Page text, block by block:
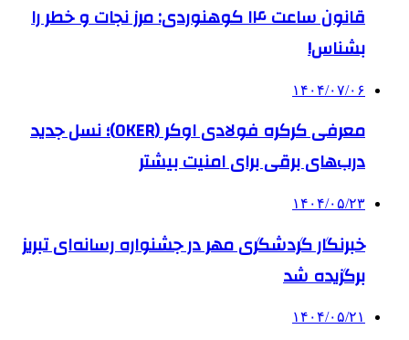
قانون ساعت ۱۴ کوهنوردی: مرز نجات و خطر را
بشناس!
۱۴۰۴/۰۷/۰۶
معرفی کرکره فولادی اوکر (OKER)؛ نسل جدید
درب‌های برقی برای امنیت بیشتر
۱۴۰۴/۰۵/۲۳
خبرنگار گردشگری مهر در جشنواره رسانه‌ای تبریز
برگزیده شد
۱۴۰۴/۰۵/۲۱